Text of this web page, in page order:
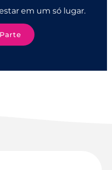
em um só lugar.